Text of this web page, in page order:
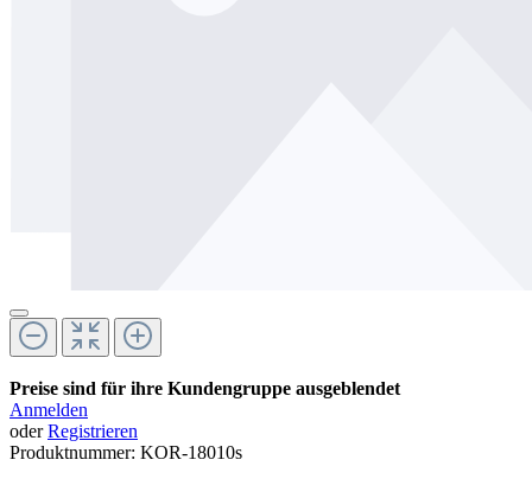
Preise sind für ihre Kundengruppe ausgeblendet
Anmelden
oderRegistrieren
Produktnummer: KOR-18010s